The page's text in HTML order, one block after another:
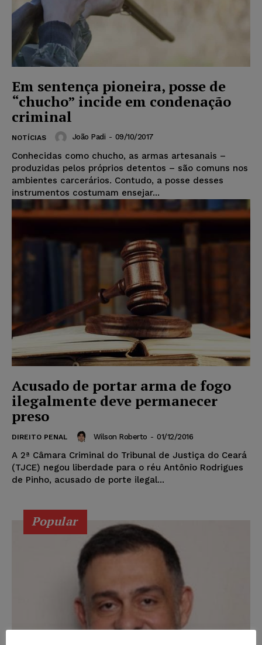
Em sentença pioneira, posse de
“chucho” incide em condenação
criminal
NOTÍCIAS João Padi - 09/10/2017
Conhecidas como chucho, as armas artesanais –
produzidas pelos próprios detentos – são comuns nos
ambientes carcerários. Contudo, a posse desses
instrumentos costumam ensejar...
Acusado de portar arma de fogo
ilegalmente deve permanecer
preso
DIREITO PENAL Wilson Roberto - 01/12/2016
A 2ª Câmara Criminal do Tribunal de Justiça do Ceará
(TJCE) negou liberdade para o réu Antônio Rodrigues
de Pinho, acusado de porte ilegal...
Popular